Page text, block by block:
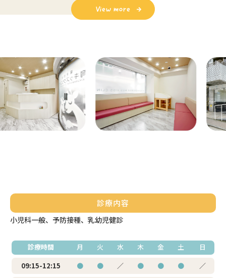
View more
診療内容
小児科一般、予防接種、乳幼児健診
診療時間 月 火 水 木 金 土
日
09:15-12:15
● ● ／ ● ● ●
／